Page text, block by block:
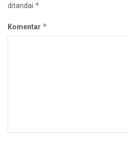
ditandai *
Komentar *